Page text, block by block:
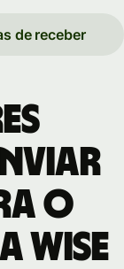
de receber
o
Wise